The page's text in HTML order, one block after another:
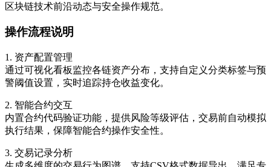
区块链技术前沿动态与安全操作规范。
操作流程说明
1. 资产配置管理
通过可视化看板监控各链资产分布，支持自定义分类标签与预
警阈值设置，实时追踪持仓收益变化。
2. 智能合约交互
内置合约代码验证功能，提供风险等级评估，交易前自动模拟
执行结果，保障智能合约操作安全性。
3. 交易记录分析